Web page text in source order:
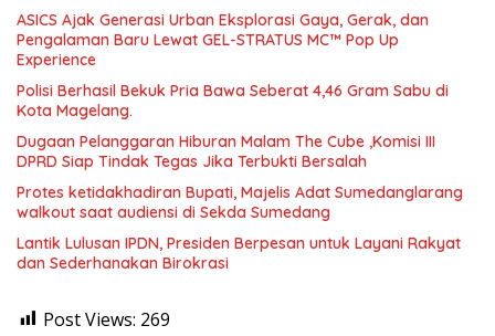
ASICS Ajak Generasi Urban Eksplorasi Gaya, Gerak, dan
Pengalaman Baru Lewat GEL-STRATUS MC™ Pop Up
Experience
Polisi Berhasil Bekuk Pria Bawa Seberat 4,46 Gram Sabu di
Kota Magelang.
Dugaan Pelanggaran Hiburan Malam The Cube ,Komisi III
DPRD Siap Tindak Tegas Jika Terbukti Bersalah
Protes ketidakhadiran Bupati, Majelis Adat Sumedanglarang
walkout saat audiensi di Sekda Sumedang
Lantik Lulusan IPDN, Presiden Berpesan untuk Layani Rakyat
dan Sederhanakan Birokrasi
Post Views: 269